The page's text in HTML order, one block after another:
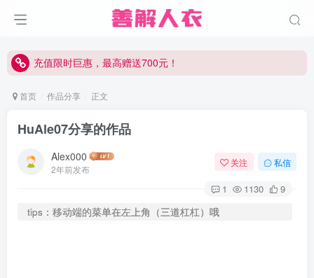
充值限时巨惠，最高赠送700元！
首页 作品分享 正文
HuAle07分享的作品
Alex000
2年前发布
关注 私信
1 1130
9
tips：移动端的菜单在左上角（三道杠杠）哦